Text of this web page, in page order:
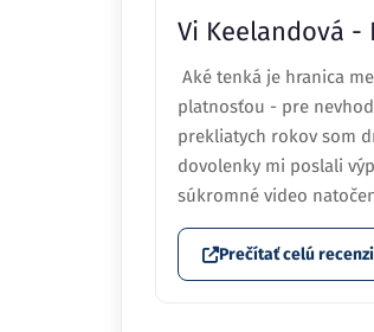
Vi Keelandová -
Aké tenká je hranica
platnosťou - pre
prekliatych rokov som
dovolenky mi poslali
súkromné video
Prečítať celú